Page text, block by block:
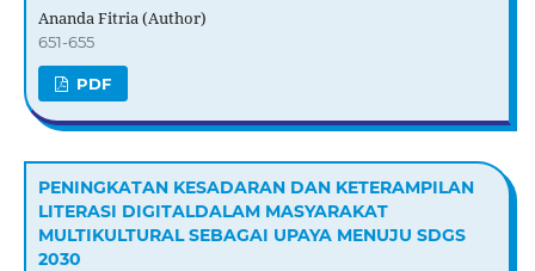
Ananda Fitria (Author)
651-655
PDF
PENINGKATAN KESADARAN DAN KETERAMPILAN
LITERASI DIGITALDALAM MASYARAKAT
MULTIKULTURAL SEBAGAI UPAYA MENUJU SDGS
2030